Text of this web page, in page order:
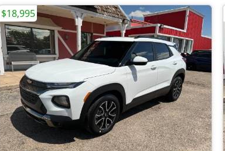
$18,995